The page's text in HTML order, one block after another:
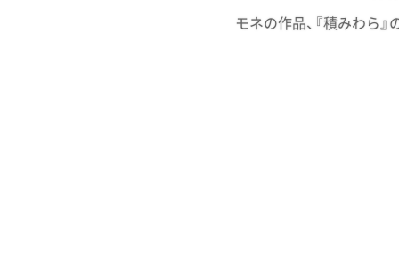
モネの作品、『積みわら